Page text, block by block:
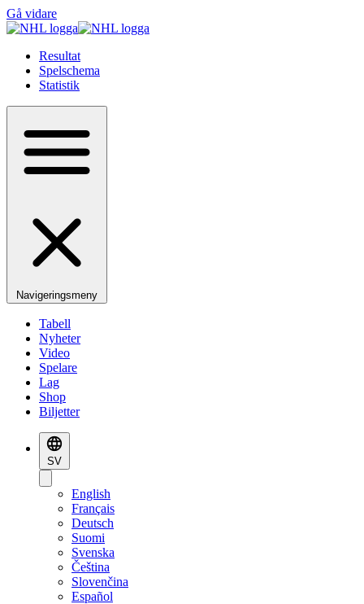
Gå vidare
Resultat
Spelschema
Statistik
Navigeringsmeny
Tabell
Nyheter
Video
Spelare
Lag
Shop
Biljetter
SV
English
Français
Deutsch
Suomi
Svenska
Čeština
Slovenčina
Español